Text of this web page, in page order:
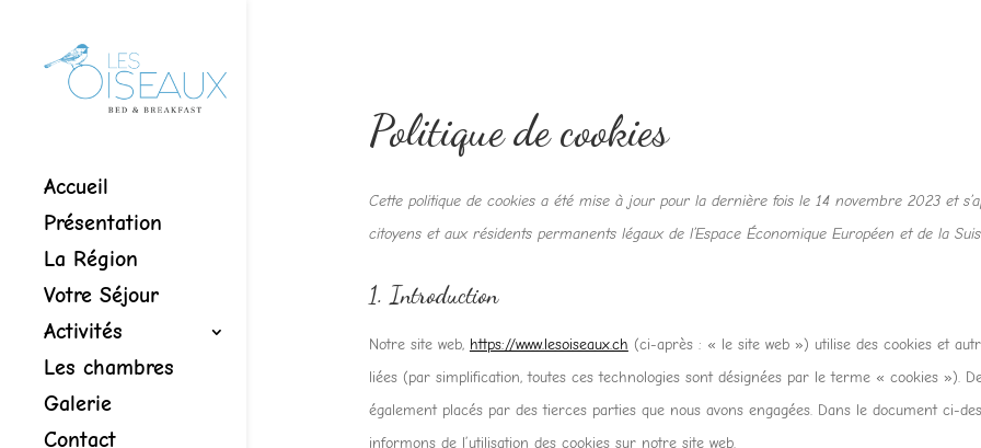
Accueil
Présentation
La Région
Votre Séjour
Activités
Les chambres
Galerie
Contact
Politique de cookies
Cette politique de cookies a été mise à jour pour la dernière fois le 14 novembre 2023 et
citoyens et aux résidents permanents légaux de l’Espace Économique Européen et de la
1. Introduction
Notre site web, https://www.lesoiseaux.ch (ci-après : « le site web ») utilise des cookies et
liées (par simplification, toutes ces technologies sont désignées par le terme « cookies »).
également placés par des tierces parties que nous avons engagées. Dans le document ci-
informons de l’utilisation des cookies sur notre site web.